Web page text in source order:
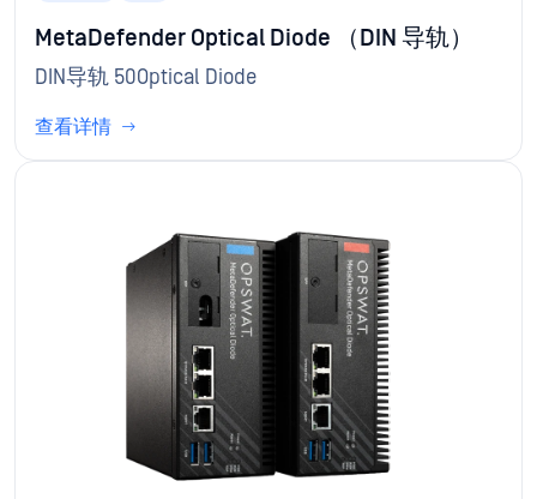
MetaDefender Optical Diode （DIN 导轨）
DIN导轨 50Optical Diode
查看详情